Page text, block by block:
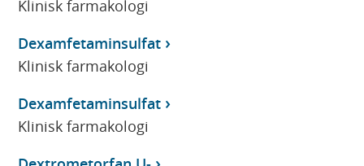
Klinisk farmakologi
Dexamfetaminsulfat
Klinisk farmakologi
Dexamfetaminsulfat
Klinisk farmakologi